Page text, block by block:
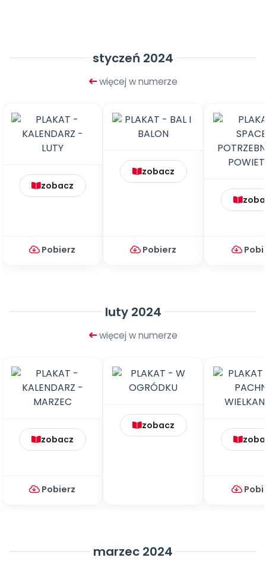
styczeń 2024
więcej w numerze
zobacz
Pobierz
zobacz
Pobierz
luty 2024
więcej w numerze
zobacz
Pobierz
zobacz
marzec 2024